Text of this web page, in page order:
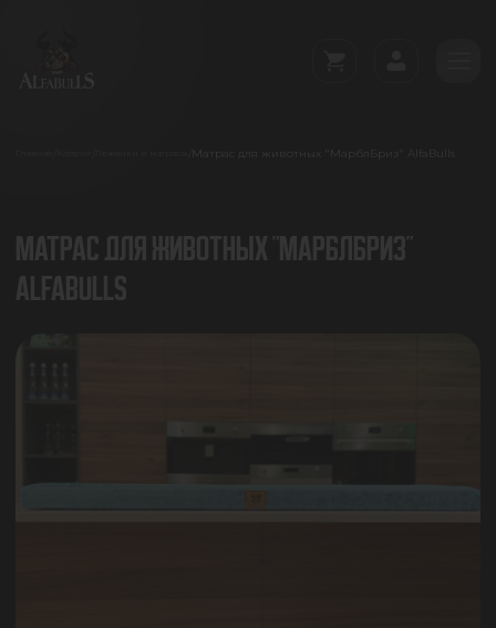
Матрас для животных "МарблБриз" AlfaBulls
МАТРАС ДЛЯ ЖИВОТНЫХ "МАРБЛБРИЗ"
ALFABULLS